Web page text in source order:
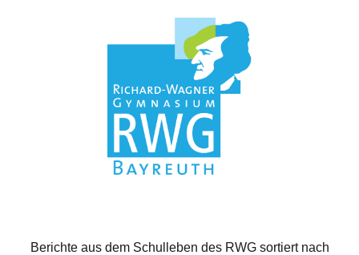
Berichte aus dem Schulleben des RWG sortiert nach